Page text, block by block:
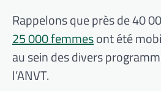
Rappelons que près de 40
25 000 femmesont été
au sein des divers
l’ANVT.